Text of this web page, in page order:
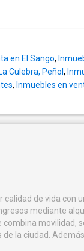
los lotes ya
de inversión,
opportunity
very close to
we will go to
en El Sango,
Culebra, Peñol ,
, Inmuebles en
calidad de
alquileres de
movilidad,
lleno de vida donde
y turística de una